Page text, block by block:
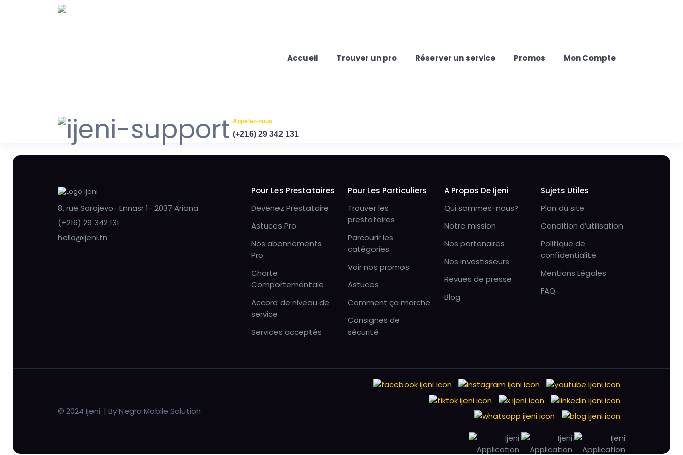
Accueil Trouver un pro Réserver un service Promos Mon Compte
Appelez-nous
(+216) 29 342 131
8, rue Sarajevo- Ennasr 1- 2037 Ariana
(+216) 29 342 131
hello@ijeni.tn
Pour Les Prestataires
Devenez Prestataire
Astuces Pro
Nos abonnements
Pro
Charte
Comportementale
Accord de niveau de
service
Services acceptés
Pour Les Particuliers
Trouver les
prestataires
Parcourir les
catégories
Voir nos promos
Astuces
Comment ça marche
Consignes de
sécurité
A Propos De Ijeni
Qui sommes-nous?
Notre mission
Nos partenaires
Nos investisseurs
Revues de presse
Blog
Sujets Utiles
Plan du site
Condition d’utilisation
Politique de
confidentialité
Mentions Légales
FAQ
© 2024 Ijeni. | By Negra Mobile Solution